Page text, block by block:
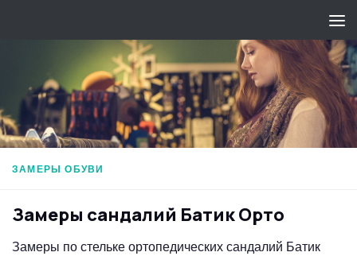
ЗАМЕРЫ ОБУВИ
Замеры сандалий Батик Орто
Замеры по стельке ортопедических сандалий Батик